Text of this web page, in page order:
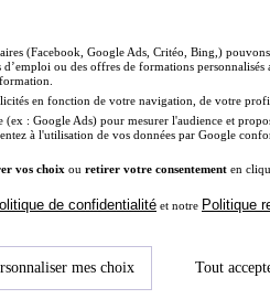
les plus
(Facebook, Google Ads, Critéo, Bing,)
ou des offres de formations
en fonction de votre navigation, de votre
(ex : Google Ads) pour mesurer l'audience et
à l'utilisation de vos données par Google
vos choix ou retirer votre consentement en
de confidentialité et notre Politique
mes choix Tout